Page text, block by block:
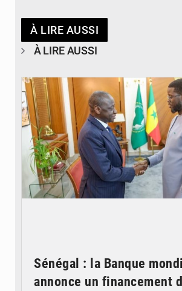
À LIRE AUSSI
À LIRE AUSSI
Sénégal : la Banque
annonce un financement